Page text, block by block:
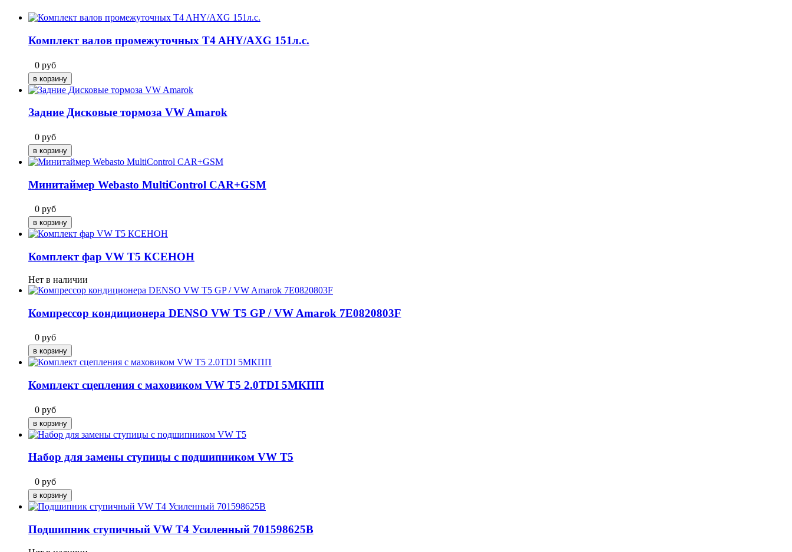
Комплект валов промежуточных T4 AHY/AXG 151л.с.
0 руб
Задние Дисковые тормоза VW Amarok
0 руб
Минитаймер Webasto MultiControl CAR+GSM
0 руб
Комплект фар VW T5 КСЕНОН
Нет в наличии
Компрессор кондиционера DENSO VW T5 GP / VW Amarok 7E0820803F
0 руб
Комплект сцепления с маховиком VW T5 2.0TDI 5МКПП
0 руб
Набор для замены ступицы с подшипником VW T5
0 руб
Подшипник ступичный VW T4 Усиленный 701598625B